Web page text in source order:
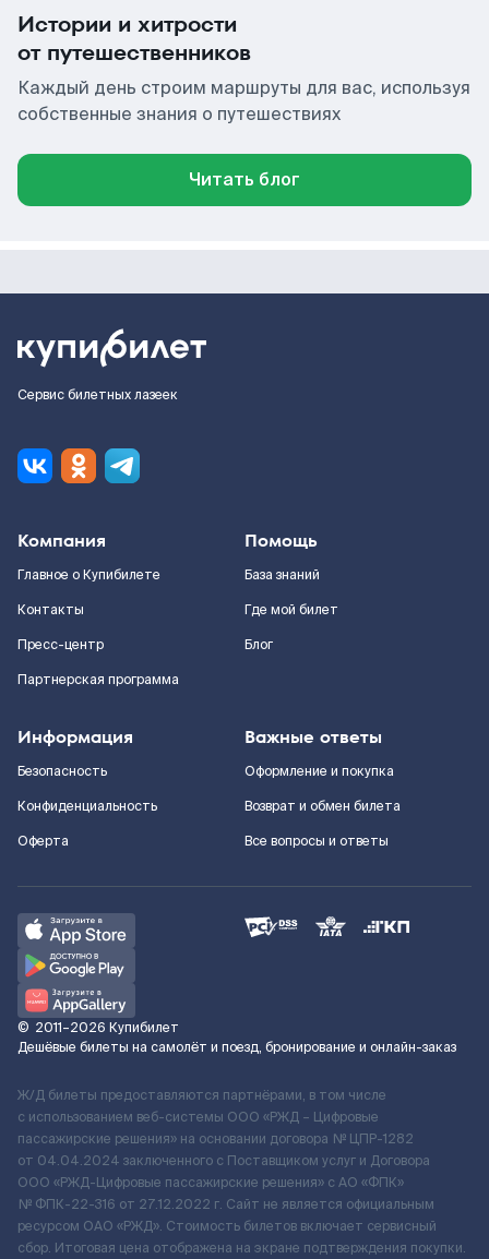
Истории и хитрости
от путешественников
Каждый день строим маршруты для вас, используя
собственные знания о путешествиях
Читать блог
Сервис билетных лазеек
Компания
Главное о Купибилете
Контакты
Пресс-центр
Партнерская программа
Помощь
База знаний
Где мой билет
Блог
Информация
Безопасность
Конфиденциальность
Оферта
Важные ответы
Оформление и покупка
Возврат и обмен билета
Все вопросы и ответы
© 2011–2026 Купибилет
Дешёвые билеты на самолёт и поезд, бронирование и онлайн-заказ
Ж/Д билеты предоставляются партнёрами, в том числе
с использованием веб-системы ООО «РЖД – Цифровые
пассажирские решения» на основании договора № ЦПР-1282
от 04.04.2024 заключенного с Поставщиком услуг и Договора
ООО «РЖД-Цифровые пассажирские решения» c АО «ФПК»
№ ФПК-22-316 от 27.12.2022 г. Сайт не является официальным
ресурсом ОАО «РЖД». Стоимость билетов включает сервисный
сбор. Итоговая цена отображена на экране подтверждения покупки.